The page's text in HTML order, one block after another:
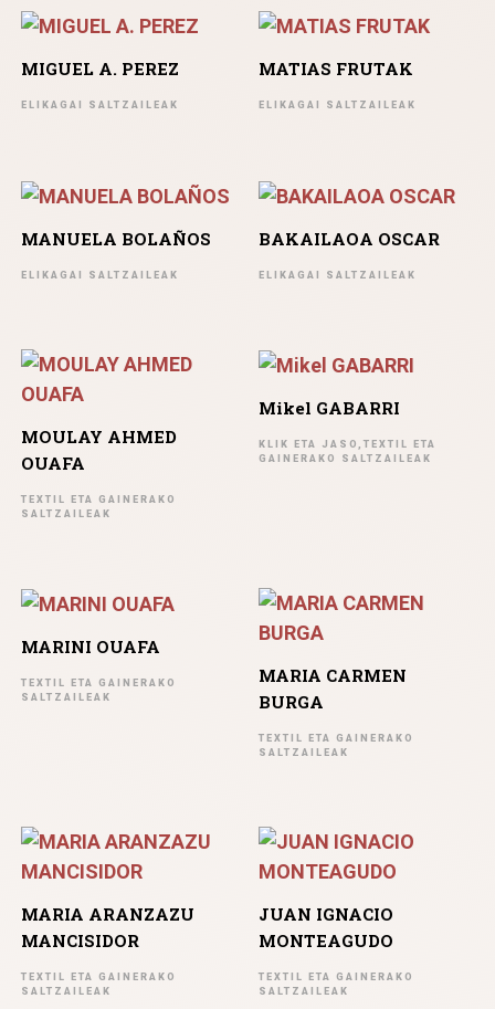
MIGUEL A. PEREZ
ELIKAGAI SALTZAILEAK
MATIAS FRUTAK
ELIKAGAI SALTZAILEAK
MANUELA BOLAÑOS
ELIKAGAI SALTZAILEAK
BAKAILAOA OSCAR
ELIKAGAI SALTZAILEAK
MOULAY AHMED
OUAFA
TEXTIL ETA GAINERAKO
SALTZAILEAK
Mikel GABARRI
KLIK ETA JASO,TEXTIL ETA
GAINERAKO SALTZAILEAK
MARINI OUAFA
TEXTIL ETA GAINERAKO
SALTZAILEAK
MARIA CARMEN
BURGA
TEXTIL ETA GAINERAKO
SALTZAILEAK
MARIA ARANZAZU
MANCISIDOR
TEXTIL ETA GAINERAKO
SALTZAILEAK
JUAN IGNACIO
MONTEAGUDO
TEXTIL ETA GAINERAKO
SALTZAILEAK